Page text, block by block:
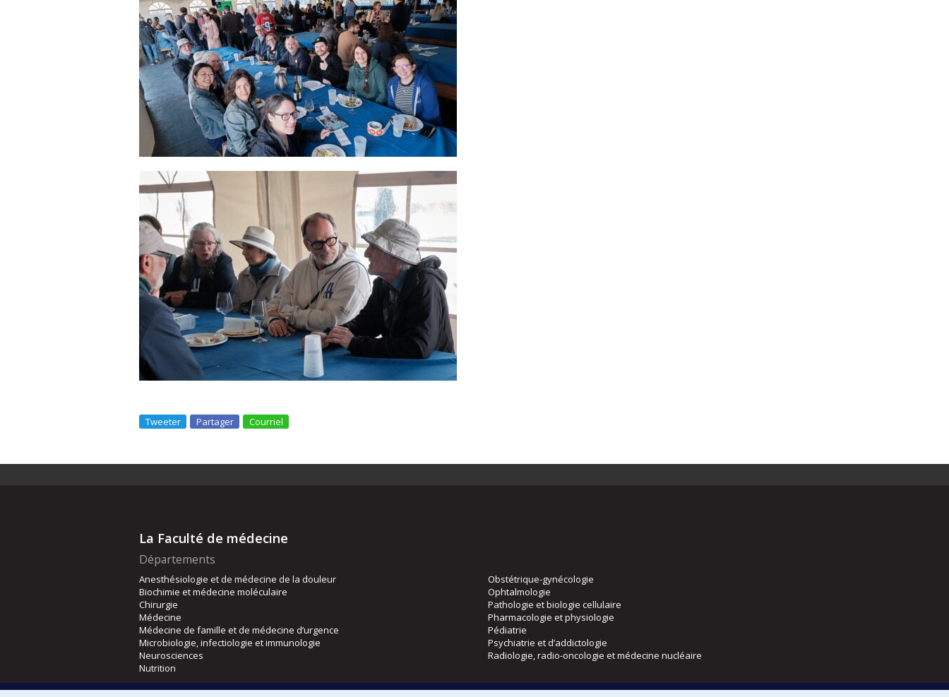
Tweeter Partager Courriel
La Faculté de médecine
Départements
Anesthésiologie et de médecine de la douleur
Biochimie et médecine moléculaire
Chirurgie
Médecine
Médecine de famille et de médecine d’urgence
Microbiologie, infectiologie et immunologie
Neurosciences
Nutrition
Obstétrique-gynécologie
Ophtalmologie
Pathologie et biologie cellulaire
Pharmacologie et physiologie
Pédiatrie
Psychiatrie et d’addictologie
Radiologie, radio-oncologie et médecine nucléaire